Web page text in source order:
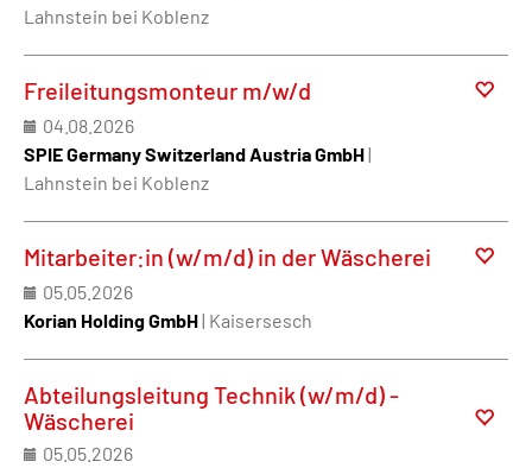
Lahnstein bei Koblenz
Freileitungsmonteur m/w/d
04.08.2026
SPIE Germany Switzerland Austria GmbH|
Lahnstein bei Koblenz
Mitarbeiter:in (w/m/d) in der Wäscherei
05.05.2026
Korian Holding GmbH| Kaisersesch
Abteilungsleitung Technik (w/m/d) -
Wäscherei
05.05.2026